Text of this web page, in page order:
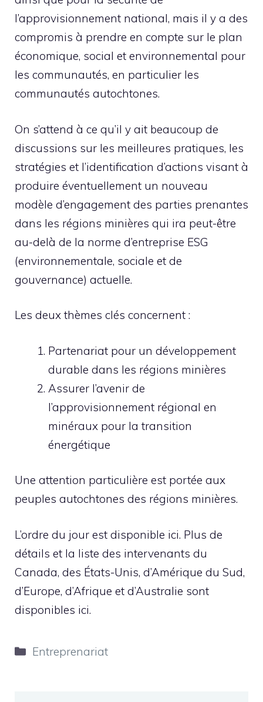
l’approvisionnement national, mais il y a des
compromis à prendre en compte sur le plan
économique, social et environnemental pour
les communautés, en particulier les
communautés autochtones.
On s’attend à ce qu’il y ait beaucoup de
discussions sur les meilleures pratiques, les
stratégies et l’identification d’actions visant à
produire éventuellement un nouveau
modèle d’engagement des parties prenantes
dans les régions minières qui ira peut-être
au-delà de la norme d’entreprise ESG
(environnementale, sociale et de
gouvernance) actuelle.
Les deux thèmes clés concernent :
Partenariat pour un développement
durable dans les régions minières
Assurer l’avenir de
l’approvisionnement régional en
minéraux pour la transition
énergétique
Une attention particulière est portée aux
peuples autochtones des régions minières.
L’ordre du jour est disponible ici. Plus de
détails et la liste des intervenants du
Canada, des États-Unis, d’Amérique du Sud,
d’Europe, d’Afrique et d’Australie sont
disponibles ici.
Catégories
Entreprenariat